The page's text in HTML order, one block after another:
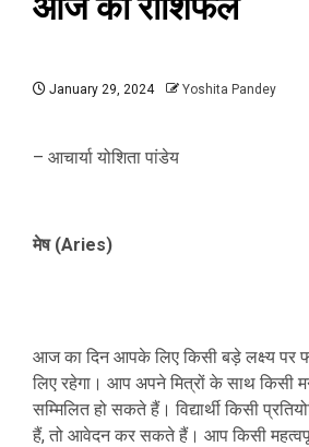
January 29, 2024 Yoshita Pandey
– आचार्या योशिता पांडेय
मेष (Aries)
आज का दिन आपके लिए किसी बड़े लक्ष्य पर
लिए रहेगा। आप अपने मित्रों के साथ किसी
सम्मिलित हो सकते हैं। विद्यार्थी किसी
हैं, तो आवेदन कर सकते हैं। आप किसी